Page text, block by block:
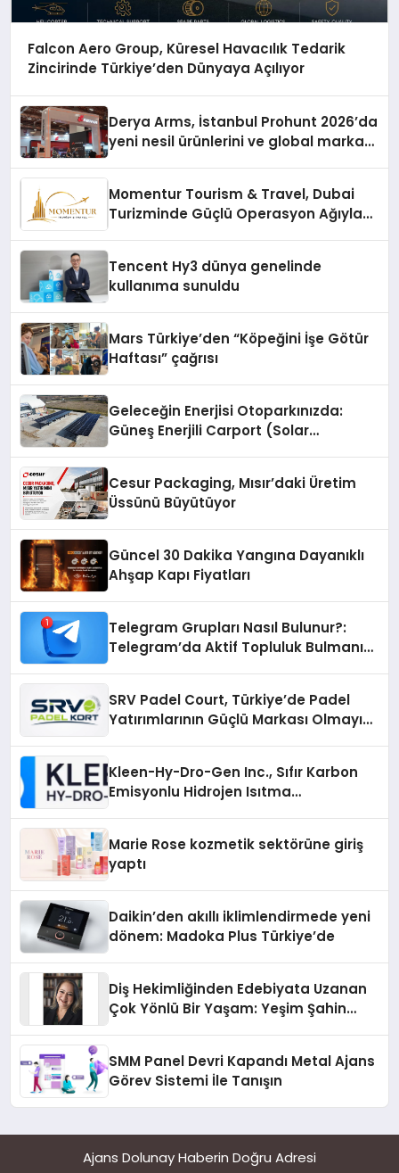
Falcon Aero Group, Küresel Havacılık Tedarik
Zincirinde Türkiye’den Dünyaya Açılıyor
Derya Arms, İstanbul Prohunt 2026’da
yeni nesil ürünlerini ve global marka
Momentur Tourism & Travel, Dubai
Turizminde Güçlü Operasyon Ağıyla
Tencent Hy3 dünya genelinde
kullanıma sunuldu
Mars Türkiye’den “Köpeğini İşe Götür
Haftası” çağrısı
Geleceğin Enerjisi Otoparkınızda:
Güneş Enerjili Carport (Solar
Cesur Packaging, Mısır’daki Üretim
Üssünü Büyütüyor
Güncel 30 Dakika Yangına Dayanıklı
Ahşap Kapı Fiyatları
Telegram Grupları Nasıl Bulunur?:
Telegram’da Aktif Topluluk Bulmanın
SRV Padel Court, Türkiye’de Padel
Yatırımlarının Güçlü Markası Olmayı
Kleen-Hy-Dro-Gen Inc., Sıfır Karbon
Emisyonlu Hidrojen Isıtma
Marie Rose kozmetik sektörüne giriş
yaptı
Daikin’den akıllı iklimlendirmede yeni
dönem: Madoka Plus Türkiye’de
Diş Hekimliğinden Edebiyata Uzanan
Çok Yönlü Bir Yaşam: Yeşim Şahin
SMM Panel Devri Kapandı Metal Ajans
Görev Sistemi İle Tanışın
Ajans Dolunay Haberin Doğru Adresi